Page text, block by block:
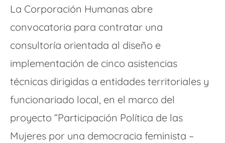
La Corporación Humanas abre
convocatoria para contratar una
consultoría orientada al diseño e
implementación de cinco asistencias
técnicas dirigidas a entidades territoriales y
funcionariado local, en el marco del
proyecto “Participación Política de las
Mujeres por una democracia feminista –